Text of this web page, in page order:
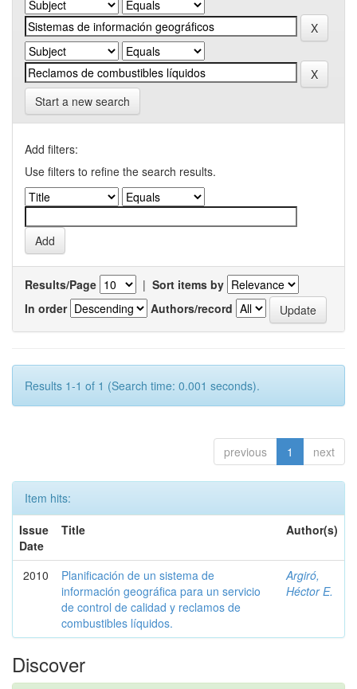
Start a new search
Add filters:
Use filters to refine the search results.
Results/Page | Sort items by
In order
Authors/record
Results 1-1 of 1 (Search time: 0.001 seconds).
previous 1 next
Item hits:
Issue
Date
Title Author(s)
2010
Planificación de un sistema de
información geográfica para un servicio
de control de calidad y reclamos de
combustibles líquidos.
Argiró,
Héctor E.
Discover